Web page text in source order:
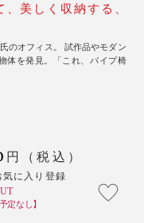
美しく収納する、
のオフィス。 試作品やモダン
体を発見。「これ、パイプ椅
円（税込）
に入り登録
定なし】